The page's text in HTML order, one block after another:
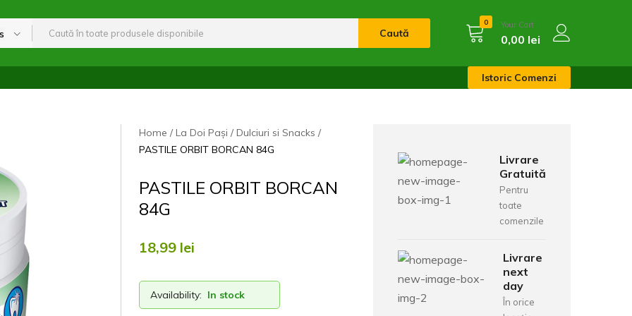
Caută
0 Your Cart
0,00 lei
Istoric Comenzi
Home La Doi Pași
Dulciuri si Snacks
PASTILE ORBIT BORCAN 84G
PASTILE ORBIT BORCAN
84G
18,99 lei
Availability: In stock
Livrare
Gratuită
Pentru
toate
comenzile
Livrare
next
day
În orice